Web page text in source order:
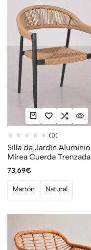
(0)
Silla de Jardín Aluminio
Mirea Cuerda Trenzada
73,69€
Marrón Natural